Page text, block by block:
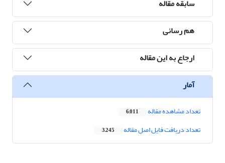
سابقه مقاله
هم رسانی
ارجاع به این مقاله
آمار
تعداد مشاهده مقاله 6,011
تعداد دریافت فایل اصل مقاله 3,245